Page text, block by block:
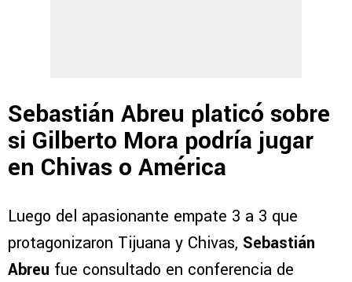
Sebastián Abreu platicó sobre
si Gilberto Mora podría jugar
en Chivas o América
Luego del apasionante empate 3 a 3 que
protagonizaron Tijuana y Chivas, Sebastián
Abreu fue consultado en conferencia de